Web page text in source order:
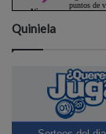
Quiniela